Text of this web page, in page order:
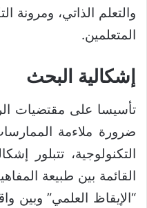
والتعلم الذاتي، ومرونة
المتعلمين.
إشكالية البحث
تأسيسا على مقتضيات
ضرورة ملاءمة
التكنولوجية، تتبلور
القائمة بين طبيعة
“الإيقاظ العلمي” وبين